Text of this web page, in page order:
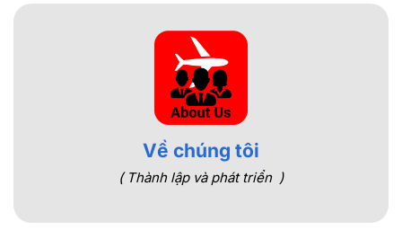
Về chúng tôi
( Thành lập và phát triển )